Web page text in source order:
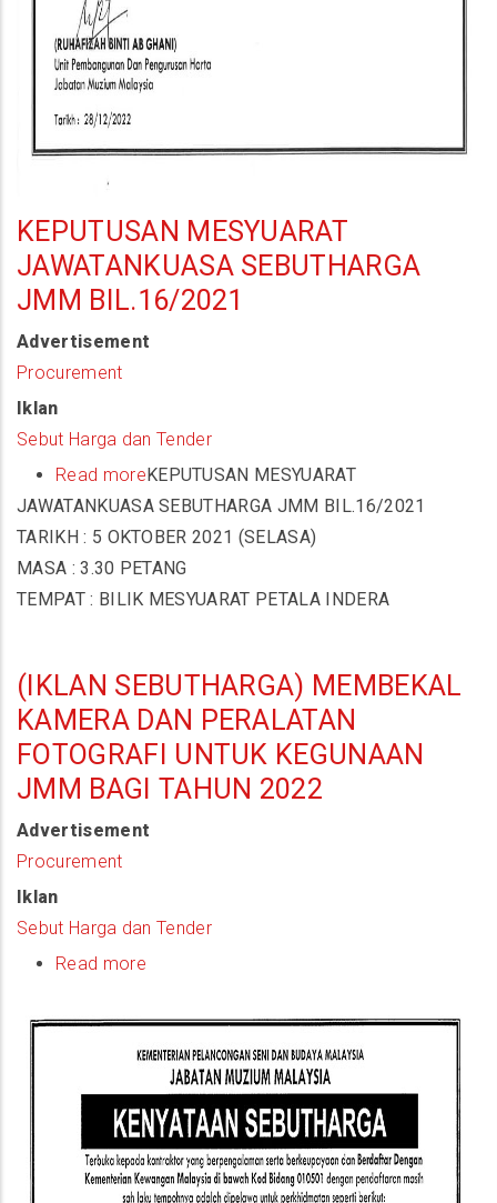
KEPUTUSAN MESYUARAT
JAWATANKUASA SEBUTHARGA
JMM BIL.16/2021
Advertisement
Procurement
Iklan
Sebut Harga dan Tender
Read moreabout
Keputusan
Mesyuarat
Jawatankuasa
Sebutharga
KEPUTUSAN MESYUARAT
JAWATANKUASA SEBUTHARGA JMM BIL.16/2021
TARIKH: 5 OKTOBER 2021 (SELASA)
MASA : 3.30 PETANG
TEMPAT : BILIK MESYUARAT PETALA INDERA
(IKLAN SEBUTHARGA) MEMBEKAL
KAMERA DAN PERALATAN
FOTOGRAFI UNTUK KEGUNAAN
JMM BAGI TAHUN 2022
Advertisement
Procurement
Iklan
Sebut Harga dan Tender
Read more
Sebutharga)
Membekal
Kamera
Dan
Peralatan
Fotografi